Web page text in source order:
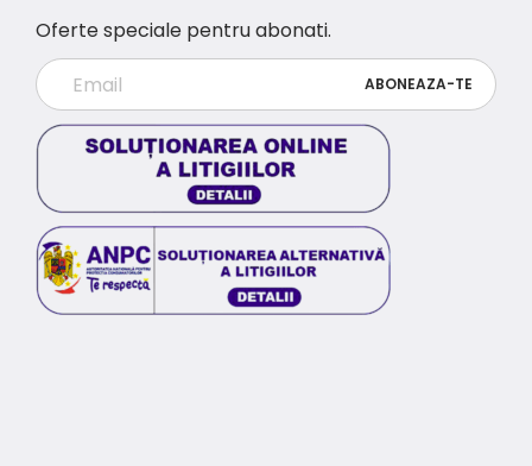
Oferte speciale pentru abonati.